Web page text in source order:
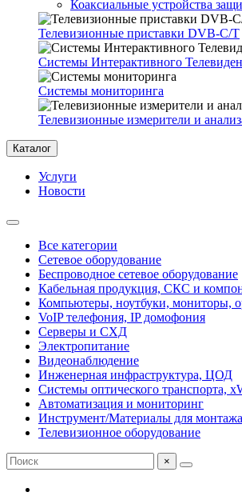
Коаксиальные устройства
Телевизионные приставки DVB-C/T
Системы Интерактивного
Системы мониторинга
Телевизионные измерители и
Каталог
Услуги
Новости
Все категории
Сетевое оборудование
Беспроводное сетевое оборудование
Кабельная продукция, СКС и
Компьютеры, ноутбуки, мониторы,
VoIP телефония, IP домофония
Серверы и СХД
Электропитание
Видеонаблюдение
Инженерная инфраструктура, ЦОД
Системы оптического транспорта,
Автоматизация и мониторинг
Инструмент/Материалы для монтажа
Телевизионное оборудование
×